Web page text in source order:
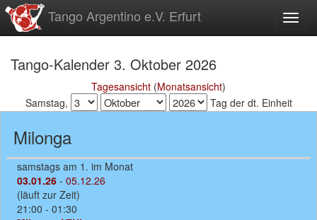
zum
Inhalt
Tango Argentino e.V. Erfurt
Tango-Kalender 3. Oktober 2026
Tagesansicht (Monatsansicht)
Samstag,
Tag der dt. Einheit
Milonga
samstags am 1. im Monat
03.01.26 -05.12.26
(läuft zur Zeit)
21:00 - 01:30